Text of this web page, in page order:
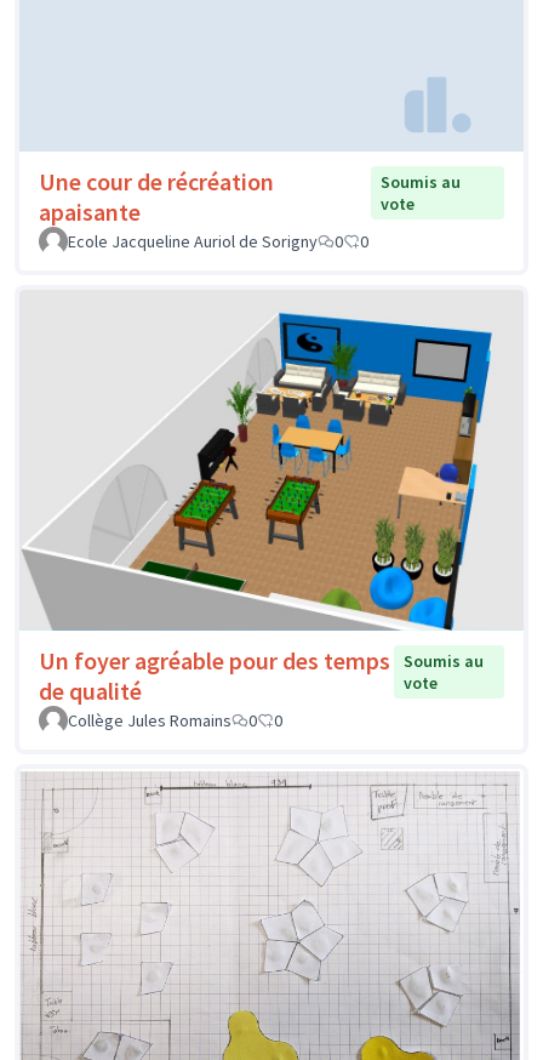
Une cour de récréation
apaisante
Soumis au
vote
Ecole Jacqueline Auriol de Sorigny
0 0
Un foyer agréable pour des temps
de qualité
Soumis au
vote
Collège Jules Romains
0 0